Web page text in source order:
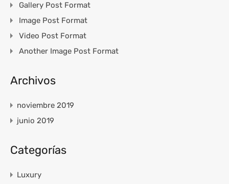
Gallery Post Format
Image Post Format
Video Post Format
Another Image Post Format
Archivos
noviembre 2019
junio 2019
Categorías
Luxury